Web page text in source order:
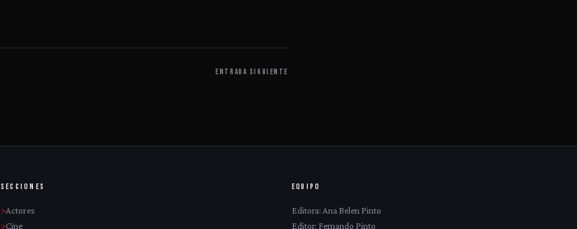
ENTRADA SIGUIENTE
SECCIONES
Actores
Cine
EQUIPO
Editora: Ana Belen Pinto
Editor: Fernando Pinto